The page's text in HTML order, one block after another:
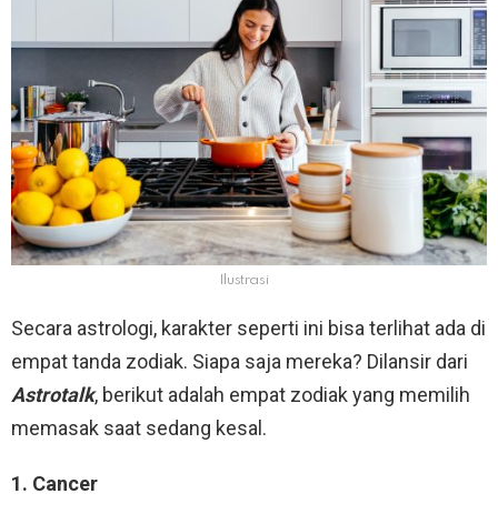
Ilustrasi
Secara astrologi, karakter seperti ini bisa terlihat ada di
empat tanda zodiak. Siapa saja mereka? Dilansir dari
Astrotalk, berikut adalah empat zodiak yang memilih
memasak saat sedang kesal.
1. Cancer